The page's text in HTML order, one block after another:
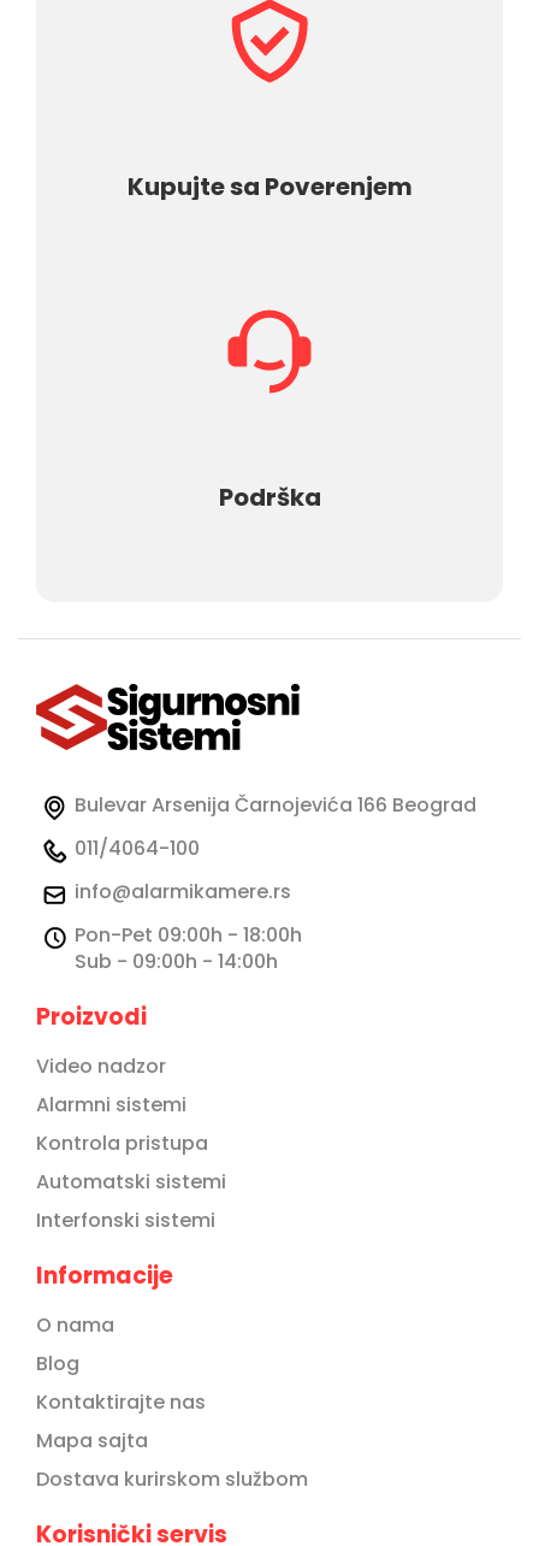
Kupujte sa Poverenjem
Podrška
Bulevar Arsenija Čarnojevića 166 Beograd
011/4064-100
info@alarmikamere.rs
Pon-Pet 09:00h - 18:00h
Sub - 09:00h - 14:00h
Proizvodi
Video nadzor
Alarmni sistemi
Kontrola pristupa
Automatski sistemi
Interfonski sistemi
Informacije
O nama
Blog
Kontaktirajte nas
Mapa sajta
Dostava kurirskom službom
Korisnički servis